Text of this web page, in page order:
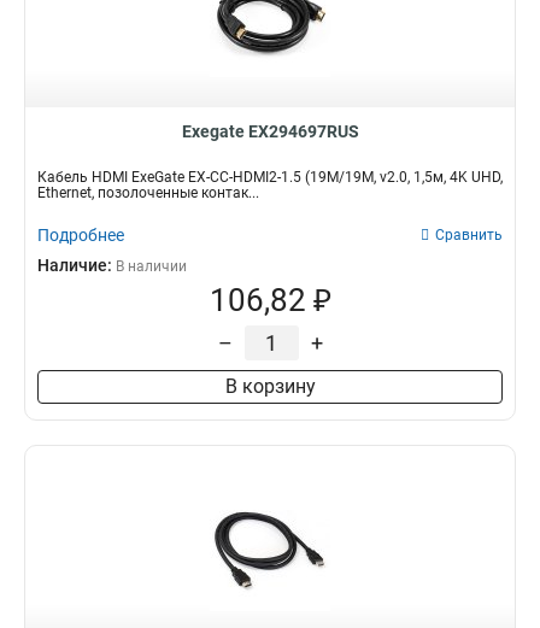
Exegate EX294697RUS
Кабель HDMI ExeGate EX-CC-HDMI2-1.5 (19M/19M, v2.0, 1,5м, 4K UHD,
Ethernet, позолоченные контак...
Подробнее Сравнить
Наличие: В наличии
106,82 ₽
– +
В корзину